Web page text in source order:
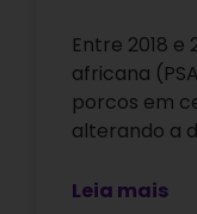
Entre 2018 e
africana
porcos em
alterando a
Leia mais